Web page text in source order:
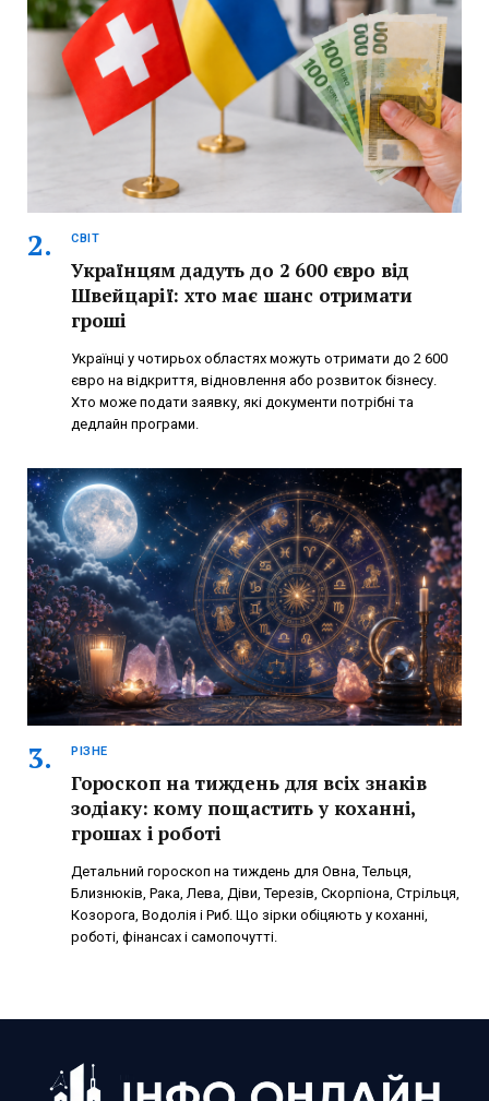
СВІТ
Українцям дадуть до 2 600 євро від
Швейцарії: хто має шанс отримати
гроші
Українці у чотирьох областях можуть отримати до 2 600
євро на відкриття, відновлення або розвиток бізнесу.
Хто може подати заявку, які документи потрібні та
дедлайн програми.
РІЗНЕ
Гороскоп на тиждень для всіх знаків
зодіаку: кому пощастить у коханні,
грошах і роботі
Детальний гороскоп на тиждень для Овна, Тельця,
Близнюків, Рака, Лева, Діви, Терезів, Скорпіона, Стрільця,
Козорога, Водолія і Риб. Що зірки обіцяють у коханні,
роботі, фінансах і самопочутті.